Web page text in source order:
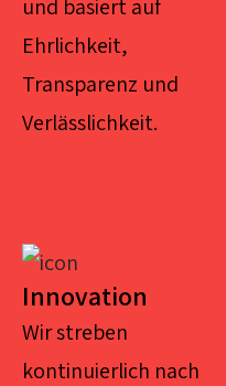
und basiert auf
Ehrlichkeit,
Transparenz und
Verlässlichkeit.
Innovation
Wir streben
kontinuierlich nach